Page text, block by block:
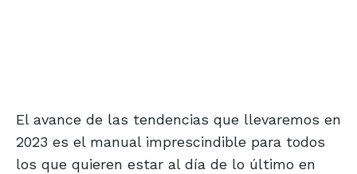
El avance de las tendencias que llevaremos en
2023 es el manual imprescindible para todos
los que quieren estar al día de lo último en